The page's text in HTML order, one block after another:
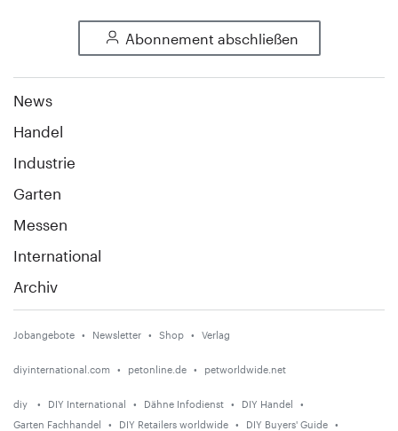
Abonnement abschließen
News
Handel
Industrie
Garten
Messen
International
Archiv
Jobangebote Newsletter Shop Verlag
diyinternational.com petonline.de petworldwide.net
diy DIY International Dähne Infodienst
DIY Handel
Garten Fachhandel
DIY Retailers worldwide DIY Buyers' Guide